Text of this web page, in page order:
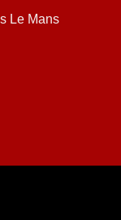
Le Mans